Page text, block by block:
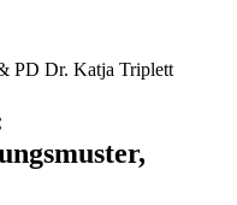
PD Dr. Katja Triplett